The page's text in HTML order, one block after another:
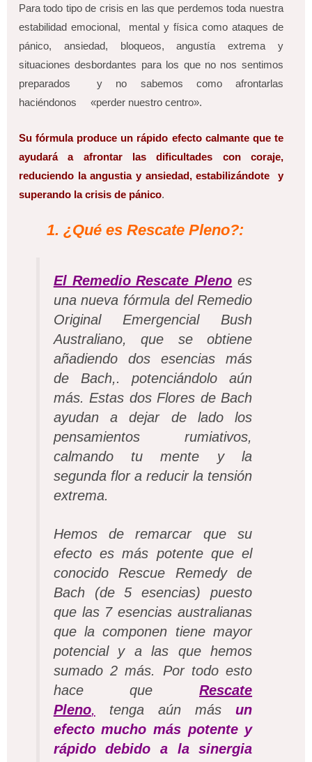
Para todo tipo de crisis en las que perdemos toda nuestra
estabilidad emocional, mental y física como ataques de
pánico, ansiedad, bloqueos, angustía extrema y
situaciones desbordantes para los que no nos sentimos
preparados y no sabemos como afrontarlas
haciéndonos «perder nuestro centro».
Su fórmula produce un rápido efecto calmante que te
ayudará a afrontar las dificultades con coraje,
reduciendo la angustia y ansiedad, estabilizándote y
superando la crisis de pánico.
1. ¿Qué es Rescate Pleno?:
El Remedio Rescate Pleno es
una nueva fórmula del Remedio
Original Emergencial Bush
Australiano, que se obtiene
añadiendo dos esencias más
de Bach,. potenciándolo aún
más. Estas dos Flores de Bach
ayudan a dejar de lado los
pensamientos rumiativos,
calmando tu mente y la
segunda flor a reducir la tensión
extrema.
Hemos de remarcar que su
efecto es más potente que el
conocido Rescue Remedy de
Bach (de 5 esencias) puesto
que las 7 esencias australianas
que la componen tiene mayor
potencial y a las que hemos
sumado 2 más. Por todo esto
hace queRescate
Pleno, tenga aún másun
efecto mucho más potente y
rápido debido a la sinergia